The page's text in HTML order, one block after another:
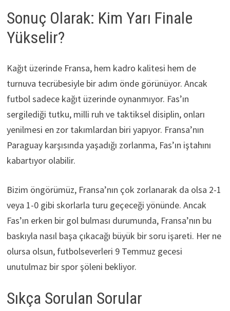
Sonuç Olarak: Kim Yarı Finale
Yükselir?
Kağıt üzerinde Fransa, hem kadro kalitesi hem de
turnuva tecrübesiyle bir adım önde görünüyor. Ancak
futbol sadece kağıt üzerinde oynanmıyor. Fas’ın
sergilediği tutku, milli ruh ve taktiksel disiplin, onları
yenilmesi en zor takımlardan biri yapıyor. Fransa’nın
Paraguay karşısında yaşadığı zorlanma, Fas’ın iştahını
kabartıyor olabilir.
Bizim öngörümüz, Fransa’nın çok zorlanarak da olsa 2-1
veya 1-0 gibi skorlarla turu geçeceği yönünde. Ancak
Fas’ın erken bir gol bulması durumunda, Fransa’nın bu
baskıyla nasıl başa çıkacağı büyük bir soru işareti. Her ne
olursa olsun, futbolseverleri 9 Temmuz gecesi
unutulmaz bir spor şöleni bekliyor.
Sıkça Sorulan Sorular